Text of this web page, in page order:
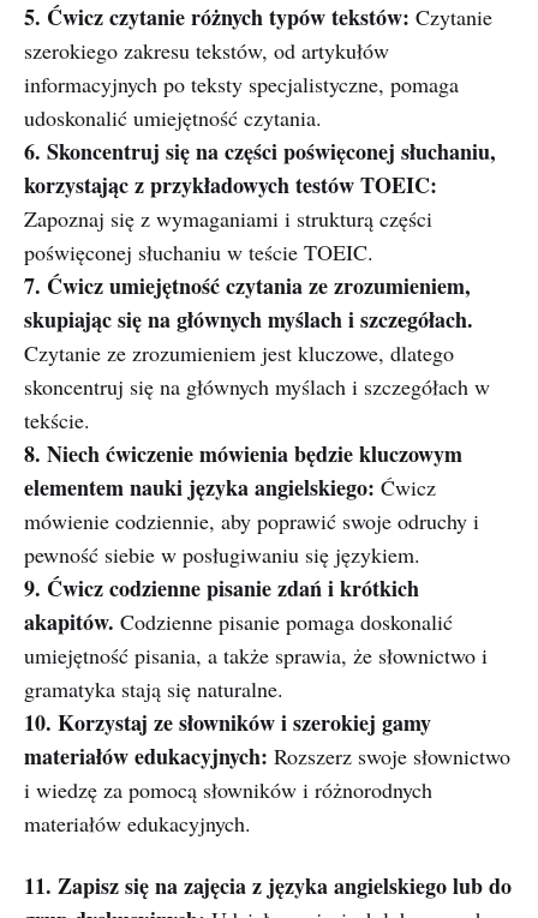
5. Ćwicz czytanie różnych typów tekstów: Czytanie
szerokiego zakresu tekstów, od artykułów
informacyjnych po teksty specjalistyczne, pomaga
udoskonalić umiejętność czytania.
6. Skoncentruj się na części poświęconej słuchaniu,
korzystając z przykładowych testów TOEIC:
Zapoznaj się z wymaganiami i strukturą części
poświęconej słuchaniu w teście TOEIC.
7. Ćwicz umiejętność czytania ze zrozumieniem,
skupiając się na głównych myślach i szczegółach.
Czytanie ze zrozumieniem jest kluczowe, dlatego
skoncentruj się na głównych myślach i szczegółach w
tekście.
8. Niech ćwiczenie mówienia będzie kluczowym
elementem nauki języka angielskiego: Ćwicz
mówienie codziennie, aby poprawić swoje odruchy i
pewność siebie w posługiwaniu się językiem.
9. Ćwicz codzienne pisanie zdań i krótkich
akapitów. Codzienne pisanie pomaga doskonalić
umiejętność pisania, a także sprawia, że ​​słownictwo i
gramatyka stają się naturalne.
10. Korzystaj ze słowników i szerokiej gamy
materiałów edukacyjnych: Rozszerz swoje słownictwo
i wiedzę za pomocą słowników i różnorodnych
materiałów edukacyjnych.
11. Zapisz się na zajęcia z języka angielskiego lub do